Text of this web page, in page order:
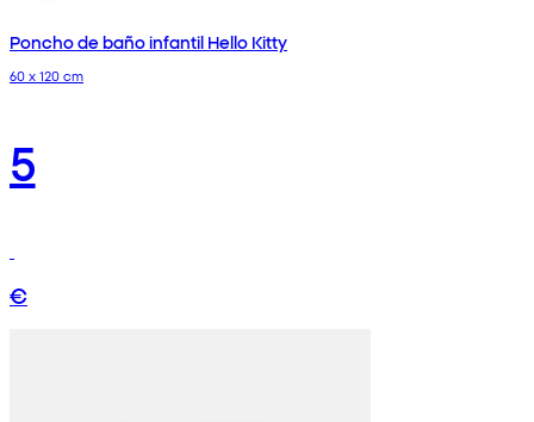
Poncho de baño infantil Hello Kitty
60 x 120 cm
5
€